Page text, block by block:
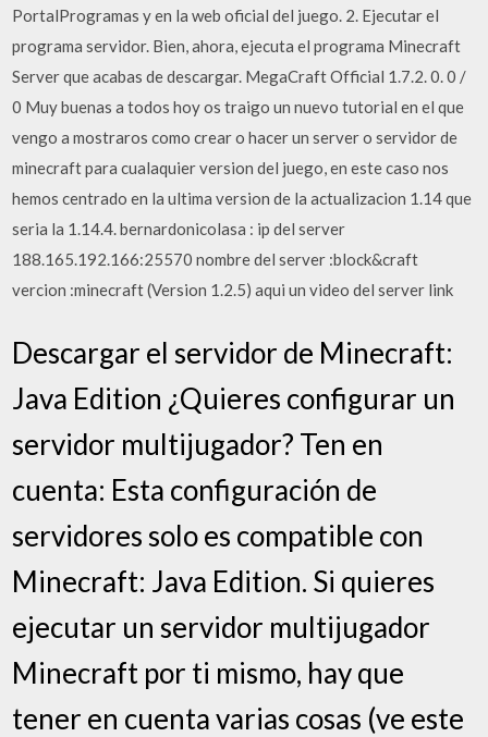
PortalProgramas y en la web oficial del juego. 2. Ejecutar el
programa servidor. Bien, ahora, ejecuta el programa Minecraft
Server que acabas de descargar. MegaCraft Official 1.7.2. 0. 0 /
0 Muy buenas a todos hoy os traigo un nuevo tutorial en el que
vengo a mostraros como crear o hacer un server o servidor de
minecraft para cualaquier version del juego, en este caso nos
hemos centrado en la ultima version de la actualizacion 1.14 que
seria la 1.14.4. bernardonicolasa : ip del server
188.165.192.166:25570 nombre del server :block&craft
vercion :minecraft (Version 1.2.5) aqui un video del server link
Descargar el servidor de Minecraft:
Java Edition ¿Quieres configurar un
servidor multijugador? Ten en
cuenta: Esta configuración de
servidores solo es compatible con
Minecraft: Java Edition. Si quieres
ejecutar un servidor multijugador
Minecraft por ti mismo, hay que
tener en cuenta varias cosas (ve este